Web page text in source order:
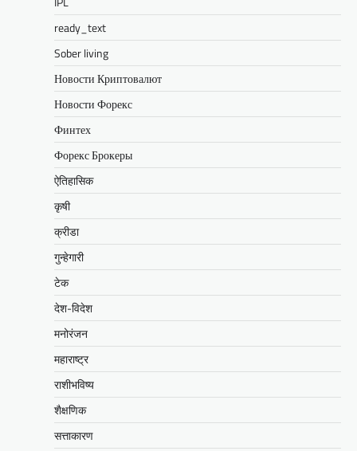
ready_text
Sober living
Новости Криптовалют
Новости Форекс
Финтех
Форекс Брокеры
ऐतिहासिक
कृषी
क्रीडा
गुन्हेगारी
टेक
देश-विदेश
मनोरंजन
महाराष्ट्र
राशीभविष्य
शैक्षणिक
सत्ताकारण